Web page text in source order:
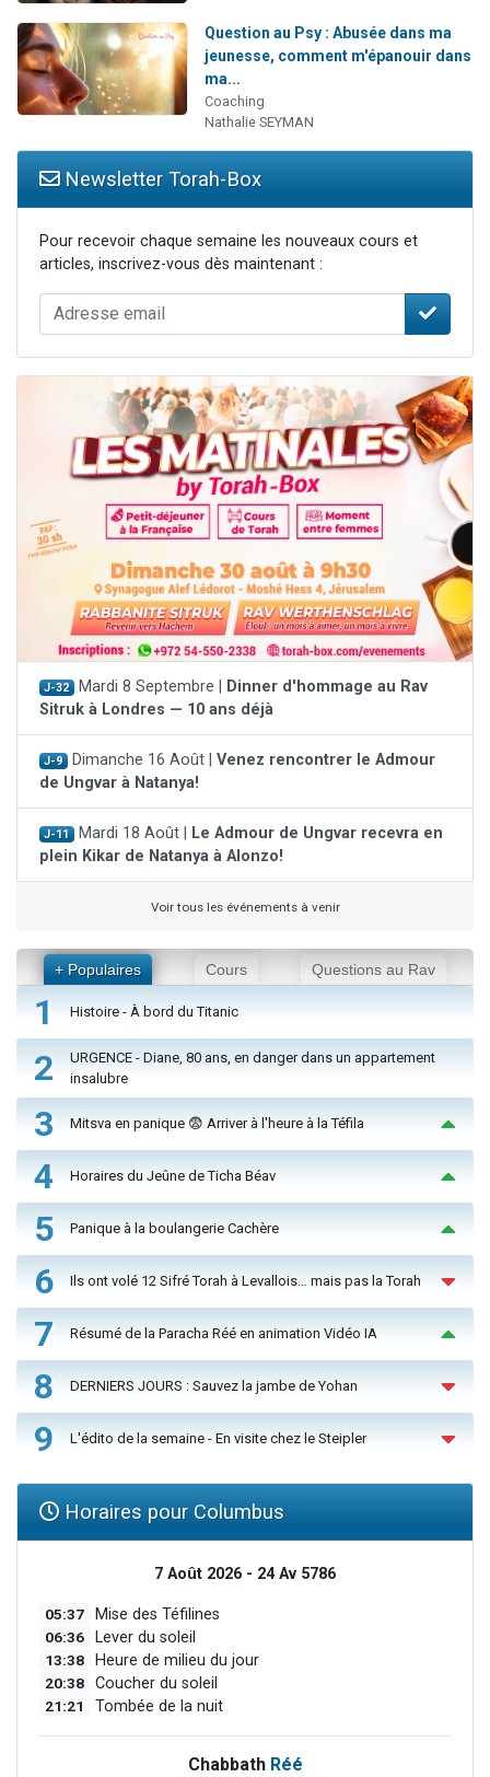
Question au Psy : Abusée dans ma
jeunesse, comment m'épanouir dans
ma...
Coaching
Nathalie SEYMAN
Newsletter Torah-Box
Pour recevoir chaque semaine les nouveaux cours et
articles, inscrivez-vous dès maintenant :
J-32 Mardi 8 Septembre |
Dinner d'hommage au Rav
Sitruk à Londres — 10 ans déjà
J-9 Dimanche 16 Août | Venez rencontrer le Admour
de Ungvar à Natanya!
J-11 Mardi 18 Août |
Le Admour de Ungvar recevra en
plein Kikar de Natanya à Alonzo!
Voir tous les événements à venir
+ Populaires Cours Questions au Rav
1 Histoire - À bord du Titanic
2
URGENCE - Diane, 80 ans, en danger dans un appartement
insalubre
3 Mitsva en panique 😨 Arriver à l'heure à la Téfila
4 Horaires du Jeûne de Ticha Béav
5 Panique à la boulangerie Cachère
6 Ils ont volé 12 Sifré Torah à Levallois… mais pas la Torah
7 Résumé de la Paracha Réé en animation Vidéo IA
8 DERNIERS JOURS : Sauvez la jambe de Yohan
9 L'édito de la semaine - En visite chez le Steipler
Horaires pour Columbus
7 Août 2026 - 24 Av 5786
05:37 Mise des Téfilines
06:36 Lever du soleil
13:38 Heure de milieu du jour
20:38 Coucher du soleil
21:21 Tombée de la nuit
Chabbath Réé